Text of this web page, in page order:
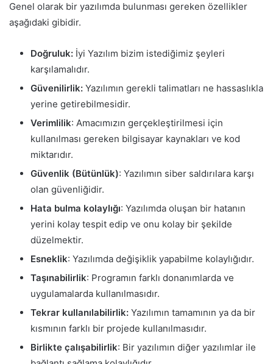
Genel olarak bir yazılımda bulunması gereken özellikler
aşağıdaki gibidir.
Doğruluk: İyi Yazılım bizim istediğimiz şeyleri
karşılamalıdır.
Güvenilirlik: Yazılımın gerekli talimatları ne hassaslıkla
yerine getirebilmesidir.
Verimlilik: Amacımızın gerçekleştirilmesi için
kullanılması gereken bilgisayar kaynakları ve kod
miktarıdır.
Güvenlik (Bütünlük): Yazılımın siber saldırılara karşı
olan güvenliğidir.
Hata bulma kolaylığı: Yazılımda oluşan bir hatanın
yerini kolay tespit edip ve onu kolay bir şekilde
düzelmektir.
Esneklik: Yazılımda değişiklik yapabilme kolaylığıdır.
Taşınabilirlik: Programın farklı donanımlarda ve
uygulamalarda kullanılmasıdır.
Tekrar kullanılabilirlik: Yazılımın tamamının ya da bir
kısmının farklı bir projede kullanılmasıdır.
Birlikte çalışabilirlik: Bir yazılımın diğer yazılımlar ile